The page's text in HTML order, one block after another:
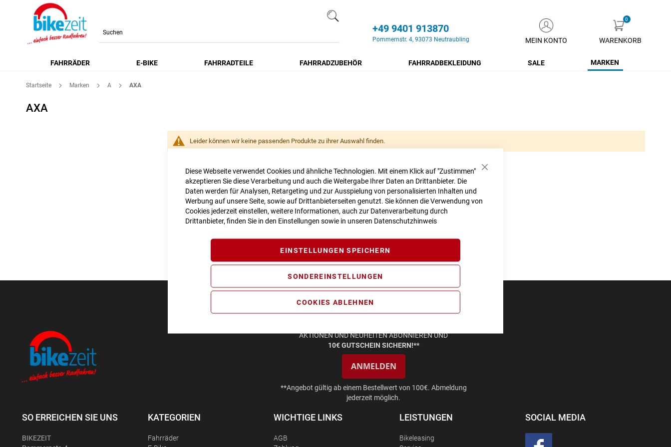
Schließen
Diese Webseite verwendet Cookies und ähnliche Technologien. Mit einem Klick auf "Zustimmen"
akzeptieren Sie diese Verarbeitung und auch die Weitergabe Ihrer Daten an Drittanbieter. Die
Daten werden für Analysen, Retargeting und zur Ausspielung von personalisierten Inhalten und
Werbung auf unsere Seite, sowie auf Drittanbieterseiten genutzt. Sie können die Verwendung von
Cookies jederzeit einstellen, weitere Informationen, auch zur Datenverarbeitung durch
Drittanbieter, finden Sie in den Einstellungen sowie in unseren Datenschutzhinweis
EINSTELLUNGEN SPEICHERN
SONDEREINSTELLUNGEN
COOKIES ABLEHNEN
Inhalt
MEIN KONTO
+49 9401 913870
Pommernstr. 4, 93073 Neutraubling WARENKORB
FAHRRÄDER E-BIKE FAHRRADTEILE FAHRRADZUBEHÖR FAHRRADBEKLEIDUNG SALE MARKEN
Startseite Marken A AXA
AXA
Leider können wir keine passenden Produkte zu ihrer Auswahl finden.
AKTIONEN UND NEUHEITEN ABONNIEREN UND
10€ GUTSCHEIN SICHERN!**
ANMELDEN
**Angebot gültig ab einem Bestellwert von 100€. Abmeldung
jederzeit möglich.
SO ERREICHEN SIE UNS
BIKEZEIT
KATEGORIEN
Fahrräder
WICHTIGE LINKS
AGB
LEISTUNGEN
Bikeleasing
SOCIAL MEDIA